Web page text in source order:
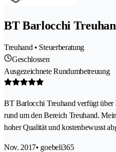
BT Barlocchi
Treuhand • Steuerberatung
Geschlossen
Ausgezeichnete Rundumbetreuung
BT Barlocchi Treuhand verfügt über
rund um den Bereich Treuhand.
hoher Qualität und kostenbewusst
Nov. 2017• goebeli365